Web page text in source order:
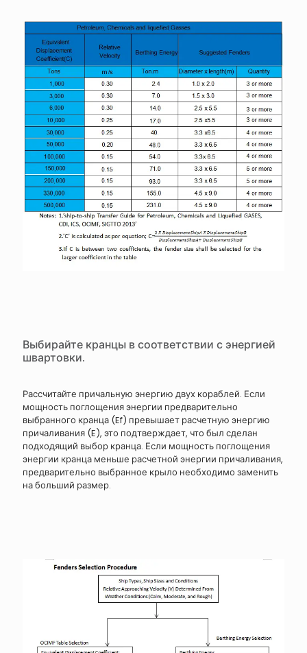
Выбирайте кранцы в соответствии с энергией
швартовки.
Рассчитайте причальную энергию двух кораблей. Если
мощность поглощения энергии предварительно
выбранного кранца (Ef) превышает расчетную энергию
причаливания (E), это подтверждает, что был сделан
подходящий выбор кранца. Если мощность поглощения
энергии кранца меньше расчетной энергии причаливания,
предварительно выбранное крыло необходимо заменить
на больший размер.